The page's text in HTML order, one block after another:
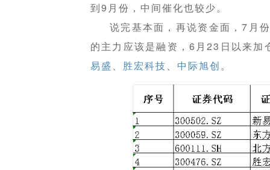
到9月份，中间催化也较少。
说完基本面，再说资金面，7月
的主力应该是融资，6月23日以来
易盛 、 胜宏科技、 中际旭创。